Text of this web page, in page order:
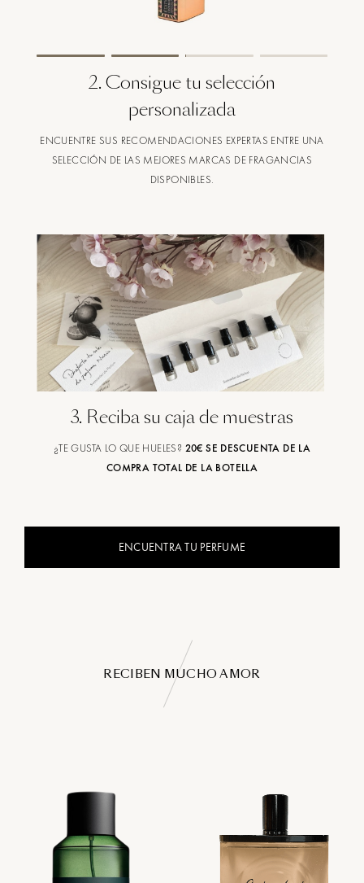
2.Consigue tu selección
personalizada
ENCUENTRE SUS RECOMENDACIONES EXPERTAS ENTRE UNA
SELECCIÓN DE LAS MEJORES MARCAS DE FRAGANCIAS
DISPONIBLES.
3. Reciba su caja de muestras
¿TE GUSTA LO QUE HUELES? 20€ SE DESCUENTA DE LA
COMPRA TOTAL DE LA BOTELLA
ENCUENTRA TU PERFUME
RECIBEN MUCHO AMOR